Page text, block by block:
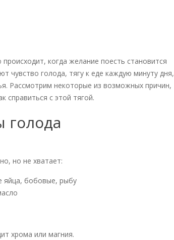
когда желание поесть становится
голода, тягу к еде каждую минуту дня,
Рассмотрим некоторые из возможных причин,
справиться с этой тягой.
голода
но не хватает:
яйца, бобовые, рыбу
хрома или магния.